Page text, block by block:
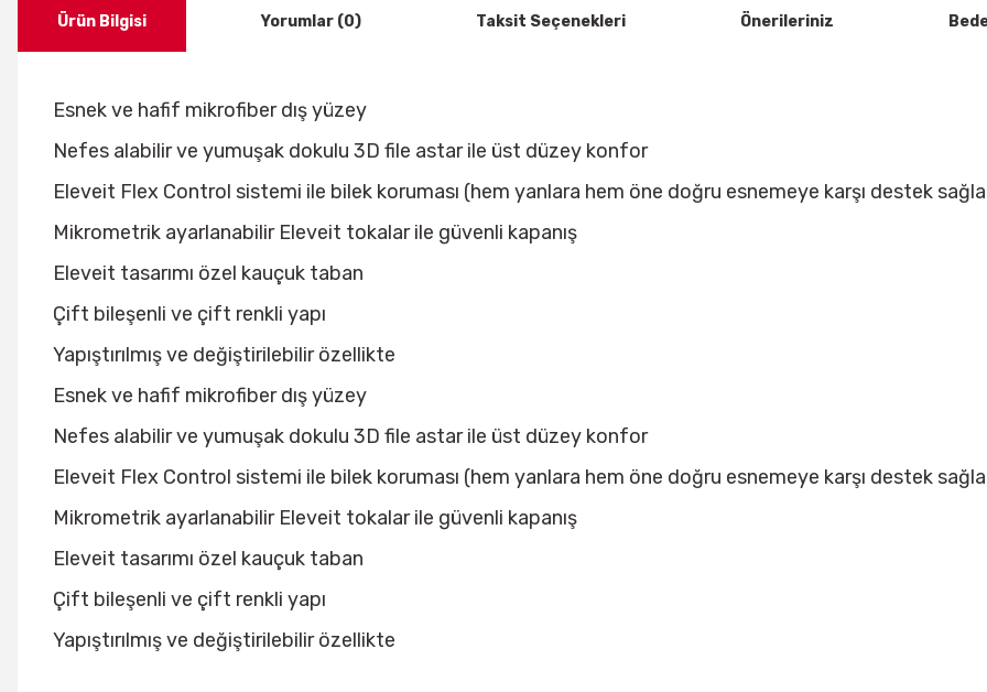
Ürün Bilgisi Yorumlar (0) Taksit Seçenekleri Önerileriniz
Esnek ve hafif mikrofiber dış yüzey
Nefes alabilir ve yumuşak dokulu 3D file astar ile üst düzey konfor
Eleveit Flex Control sistemi ile bilek koruması (hem yanlara hem öne doğru esnemeye karşı destek
Mikrometrik ayarlanabilir Eleveit tokalar ile güvenli kapanış
Eleveit tasarımı özel kauçuk taban
Çift bileşenli ve çift renkli yapı
Yapıştırılmış ve değiştirilebilir özellikte
Esnek ve hafif mikrofiber dış yüzey
Nefes alabilir ve yumuşak dokulu 3D file astar ile üst düzey konfor
Eleveit Flex Control sistemi ile bilek koruması (hem yanlara hem öne doğru esnemeye karşı destek
Mikrometrik ayarlanabilir Eleveit tokalar ile güvenli kapanış
Eleveit tasarımı özel kauçuk taban
Çift bileşenli ve çift renkli yapı
Yapıştırılmış ve değiştirilebilir özellikte